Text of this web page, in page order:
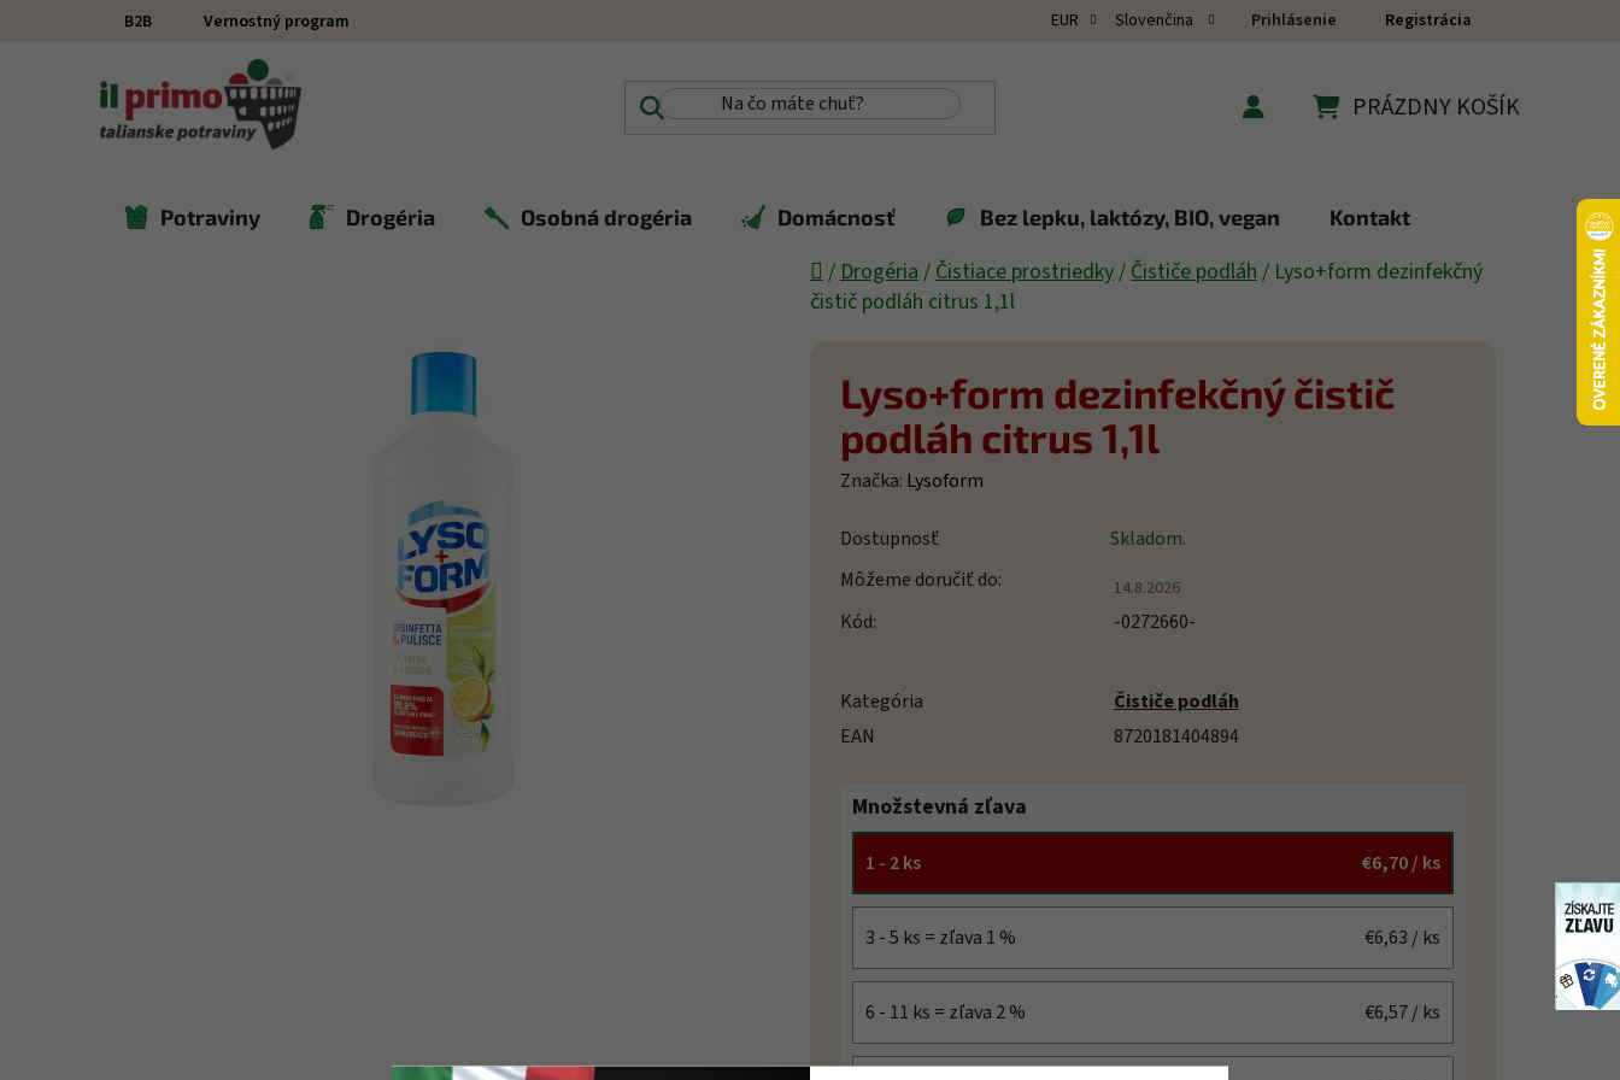
Prejsť na obsahB2B Vernostný program EUR Slovenčina Prihlásenie Registrácia
PRÁZDNY KOŠÍK
Potraviny Drogéria Osobná drogéria Domácnosť Bez lepku, laktózy, BIO, vegan Kontakt
Domov
/ Drogéria / Čistiace prostriedky / Čističe podláh / Lyso+form dezinfekčný
čistič podláh citrus 1,1l
Lyso+form dezinfekčný čistič
podláh citrus 1,1l
Značka: Lysoform
Dostupnosť
Skladom.
Môžeme doručiť do:
14.8.2026
Kód: -0272660-
Kategória
Čističe podláh
EAN
8720181404894
Množstevná zľava
1 - 2 ks €6,70/ ks
3 - 5 ks = zľava 1 % €6,63 / ks
6 - 11 ks = zľava 2 % €6,57/ ks